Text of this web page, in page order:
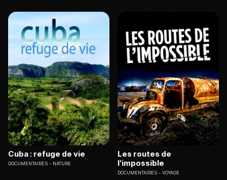
Cuba : refuge de vie
DOCUMENTAIRES NATURE
Les routes de
l'impossible
DOCUMENTAIRES VOYAGE